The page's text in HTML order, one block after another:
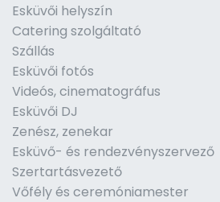
Esküvői helyszín
Catering szolgáltató
Szállás
Esküvői fotós
Videós, cinematográfus
Esküvői DJ
Zenész, zenekar
Esküvő- és rendezvényszervező
Szertartásvezető
Vőfély és ceremóniamester